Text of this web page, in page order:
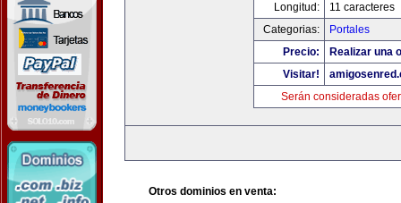
Longitud:
11 caracteres
Categorias:
Portales
Precio:
Realizar una
Visitar!
Serán consideradas
Otros dominios en venta: